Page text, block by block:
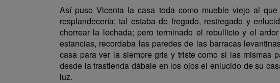
Así puso Vicenta la casa toda como mueble viejo al
resplandecería; tal estaba de fregado, restregado y
chorrear la lechada; pero terminado el rebullicio y el
estancias, recordaba las paredes de las barracas
casa para ver la siempre gris y triste como si las mismas
desde la trastienda dábale en los ojos el enlucido de su
luz.